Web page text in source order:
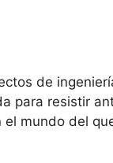
de
para resistir
mundo del